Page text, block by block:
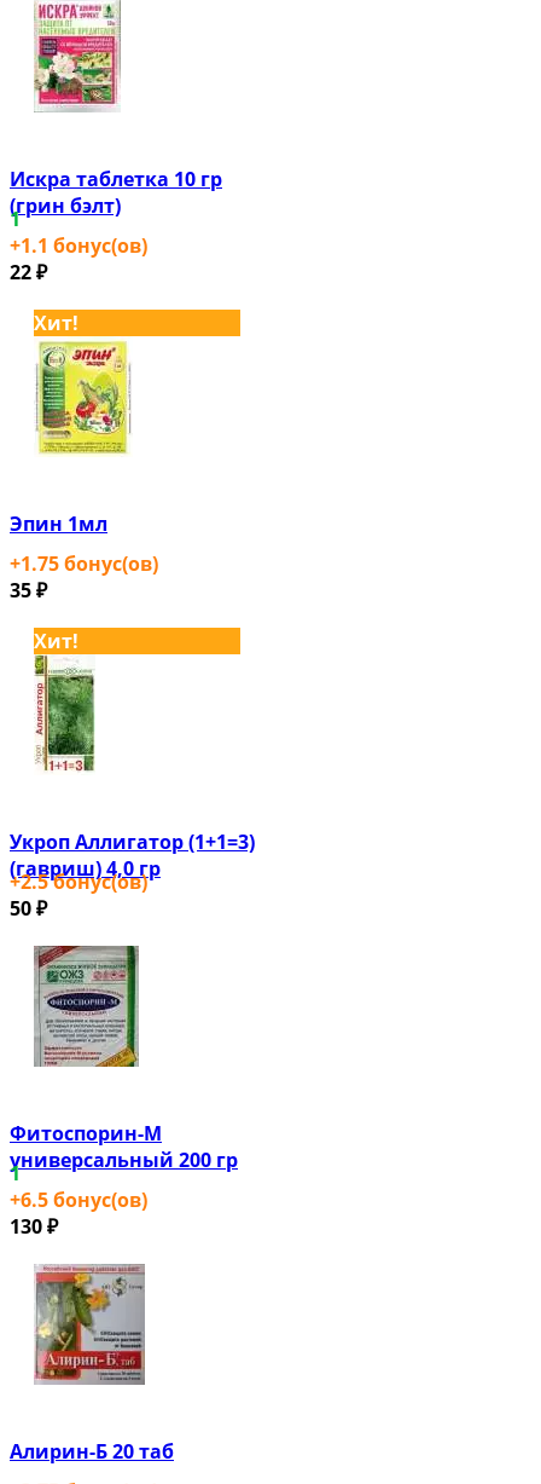
Искра таблетка 10 гр
(грин бэлт)
1
+1.1 бонус(ов)
22 ₽
Хит!
Эпин 1мл
+1.75бонус(ов)
35 ₽
Хит!
Укроп Аллигатор (1+1=3)
(гавриш) 4,0 гр
+2.5бонус(ов)
50 ₽
Фитоспорин-М
универсальный 200 гр
1
+6.5бонус(ов)
130 ₽
Алирин-Б 20 таб